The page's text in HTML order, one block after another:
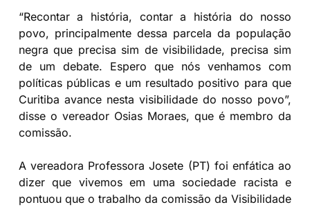
“Recontar a história, contar a história do nosso
povo, principalmente dessa parcela da população
negra que precisa sim de visibilidade, precisa sim
de um debate. Espero que nós venhamos com
políticas públicas e um resultado positivo para que
Curitiba avance nesta visibilidade do nosso povo”,
disse o vereador Osias Moraes, que é membro da
comissão.
A vereadora Professora Josete (PT) foi enfática ao
dizer que vivemos em uma sociedade racista e
pontuou que o trabalho da comissão da Visibilidade